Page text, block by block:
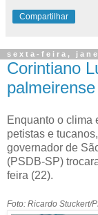
Compartilhar
sexta-feira,
Corintiano
Enquanto o clima
petistas e
governador de
(PSDB-SP)
feira (22).
Foto: Ricardo Stuckert/